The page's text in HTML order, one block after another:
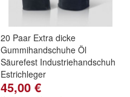
20 Paar Extra dicke
Gummihandschuhe Öl
Säurefest Industriehandschuh
Estrichleger
45,00 €